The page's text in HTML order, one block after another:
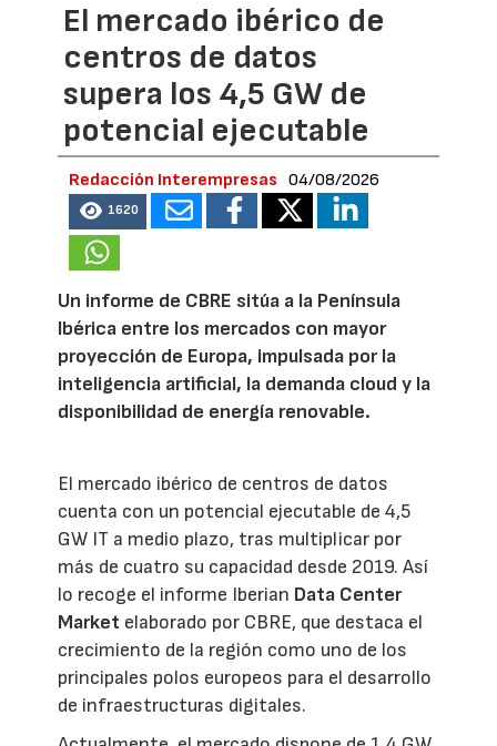
El mercado ibérico de
centros de datos
supera los 4,5 GW de
potencial ejecutable
Redacción Interempresas 04/08/2026
1620
Un informe de CBRE sitúa a la Península
Ibérica entre los mercados con mayor
proyección de Europa, impulsada por la
inteligencia artificial, la demanda cloud y la
disponibilidad de energía renovable.
El mercado ibérico de centros de datos
cuenta con un potencial ejecutable de 4,5
GW IT a medio plazo, tras multiplicar por
más de cuatro su capacidad desde 2019. Así
lo recoge el informe Iberian Data Center
Market elaborado por CBRE, que destaca el
crecimiento de la región como uno de los
principales polos europeos para el desarrollo
de infraestructuras digitales.